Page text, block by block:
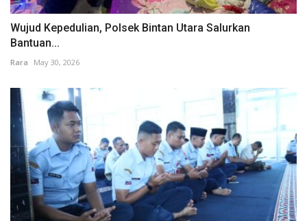
Wujud Kepedulian, Polsek Bintan Utara Salurkan
Bantuan...
Rara May 30, 2026